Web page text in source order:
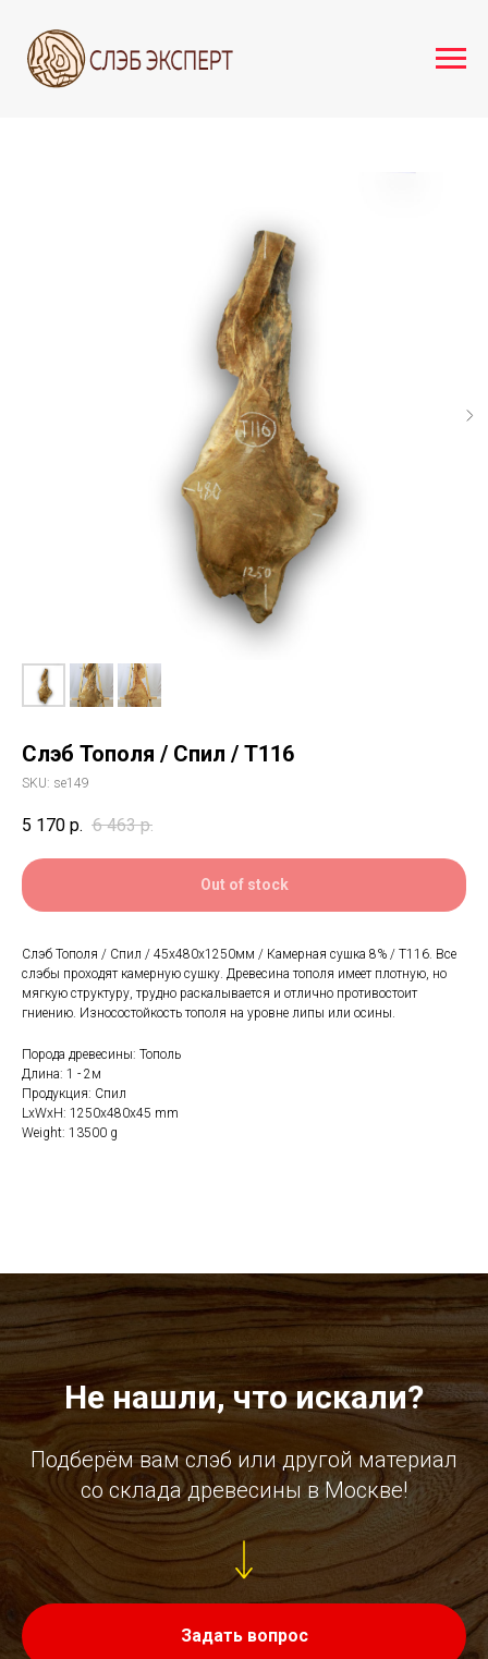
Слэб Тополя / Спил / Т116
SKU: se149
5 170 р. 6 463 р.
Out of stock
Слэб Тополя / Спил / 45х480х1250мм / Камерная сушка 8% / Т116. Все
слэбы проходят камерную сушку. Древесина тополя имеет плотную, но
мягкую структуру, трудно раскалывается и отлично противостоит
гниению. Износостойкость тополя на уровне липы или осины.
Порода древесины: Тополь
Длина: 1 - 2м
Продукция: Спил
LxWxH: 1250x480x45 mm
Weight: 13500 g
Не нашли, что искали?
Подберём вам слэб или другой материал
со склада древесины в Москве!
Задать вопрос